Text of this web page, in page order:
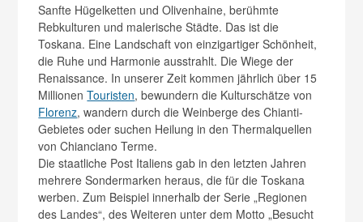
Sanfte Hügelketten und Olivenhaine, berühmte
Rebkulturen und malerische Städte. Das ist die
Toskana. Eine Landschaft von einzigartiger Schönheit,
die Ruhe und Harmonie ausstrahlt. Die Wiege der
Renaissance. In unserer Zeit kommen jährlich über 15
MillionenTouristen, bewundern die Kulturschätze von
Florenz, wandern durch die Weinberge des Chianti-
Gebietes oder suchen Heilung in den Thermalquellen
von Chianciano Terme.
Die staatliche Post Italiens gab in den letzten Jahren
mehrere Sondermarken heraus, die für die Toskana
werben. Zum Beispiel innerhalb der Serie „Regionen
des Landes“, des Weiteren unter dem Motto „Besucht